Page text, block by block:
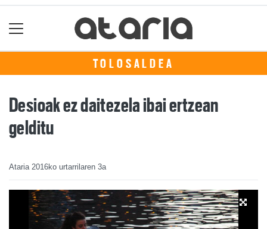
TOLOSALDEA
Desioak ez daitezela ibai ertzean
gelditu
Ataria 2016ko urtarrilaren 3a